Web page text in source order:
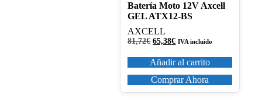
Batería Moto 12V Axcell
GEL ATX12-BS
AXCELL
81,72€ El
original
era:
81,72€.
65,38€El
actual
es:
65,38€.
IVA incluido
Añadir al carrito
Comprar Ahora